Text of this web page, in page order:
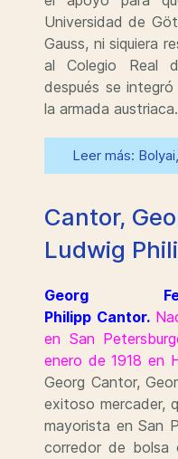
Universidad de
Gauss, ni siquiera
al Colegio Real
después se
la armada austriaca.
Leer más:
Cantor,
Ludwig
Georg
Philipp Cantor.
en San
enero de 1918 en
Georg Cantor,
exitoso mercader,
mayorista en San
corredor de bolsa